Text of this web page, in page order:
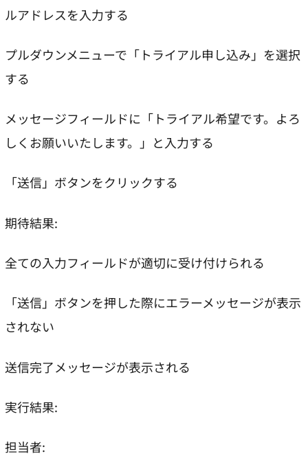
ルアドレスを入力する
プルダウンメニューで「トライアル申し込み」を選択
する
メッセージフィールドに「トライアル希望です。よろ
しくお願いいたします。」と入力する
「送信」ボタンをクリックする
期待結果:
全ての入力フィールドが適切に受け付けられる
「送信」ボタンを押した際にエラーメッセージが表示
されない
送信完了メッセージが表示される
実行結果:
担当者: